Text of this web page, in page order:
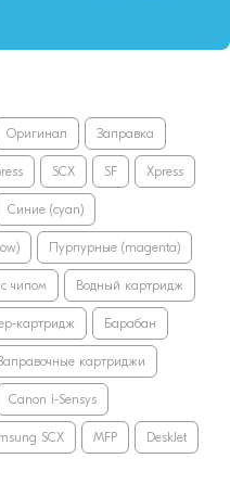
Оригинал Заправка
SCX SF Xpress
Синие (cyan)
Пурпурные (magenta)
чипом Водный картридж
картридж Барабан
картриджи
Canon i-Sensys
SCX MFP DeskJet